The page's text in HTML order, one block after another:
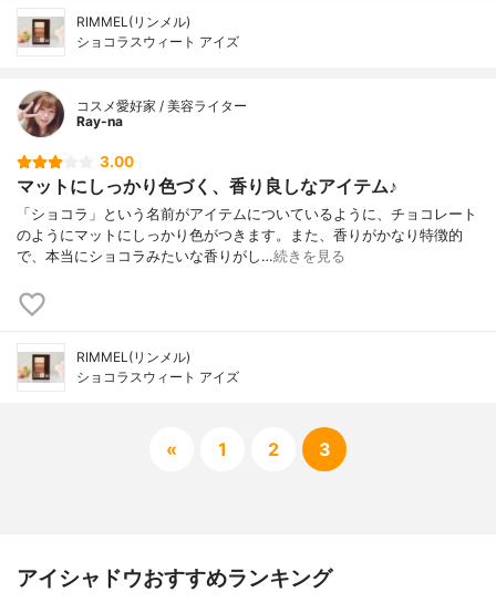
RIMMEL(リンメル)
ショコラスウィート アイズ
コスメ愛好家 / 美容ライター
Ray-na
3.00
マットにしっかり色づく、香り良しなアイテム♪
「ショコラ」という名前がアイテムについているように、チョコレート
のようにマットにしっかり色がつきます。また、香りがかなり特徴的
で、本当にショコラみたいな香りがし…続きを見る
RIMMEL(リンメル)
ショコラスウィート アイズ
« 1 2 3
アイシャドウおすすめランキング